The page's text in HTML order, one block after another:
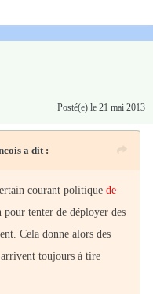
Posté(e) le 21 mai 2013
a dit :
courant politiquede
tenter de déployer des
Cela donne alors des
toujours à tire